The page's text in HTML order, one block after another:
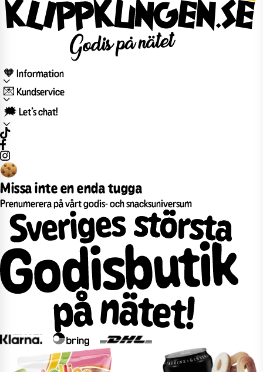
🧡 Information
💌 Kundservice
🗯️ Let’s chat!
Missa inte en enda tugga
Prenumerera på vårt godis- och snacksuniversum